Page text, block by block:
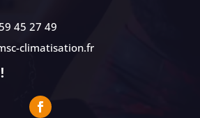
45 27 49
climatisation.fr